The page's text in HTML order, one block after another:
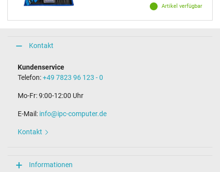
Artikel verfügbar
Kontakt
Kundenservice
Telefon:+49 7823 96 123 - 0
Mo-Fr: 9:00-12:00 Uhr
E-Mail: info@ipc-computer.de
Kontakt
Informationen